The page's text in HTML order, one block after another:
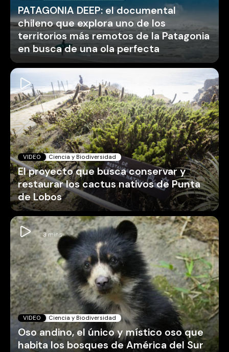
PATAGONIA DEEP: el documental
chileno que explora uno de los
territorios más remotos de la Patagonia
en busca de una ola perfecta
VIDEO Ciencia y Biodiversidad
El proyecto que busca conservar y
restaurar los cactus nativos de Punta
de Lobos
VIDEO Ciencia y Biodiversidad
Oso andino, el único y místico oso que
habita los bosques de América del Sur